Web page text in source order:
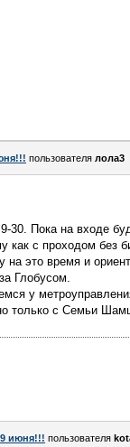
пользователя лола3
30. Пока на входе
как с проходом без
это время и
Глобусом.
у
только с Семьи
июня!!! пользователя